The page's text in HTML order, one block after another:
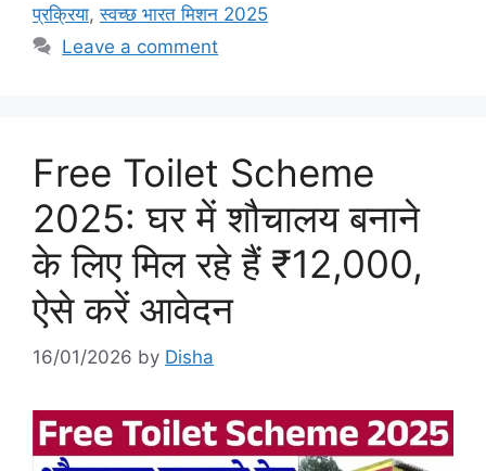
प्रक्रिया,स्वच्छ भारत मिशन 2025
Leave a comment
Free Toilet Scheme
2025: घर में शौचालय बनाने
के लिए मिल रहे हैं ₹12,000,
ऐसे करें आवेदन
16/01/2026 by Disha